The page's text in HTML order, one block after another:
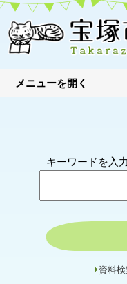
キーワードを入
資料